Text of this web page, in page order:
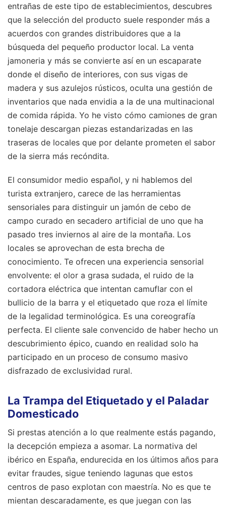
entrañas de este tipo de establecimientos, descubres
que la selección del producto suele responder más a
acuerdos con grandes distribuidores que a la
búsqueda del pequeño productor local. La venta
jamoneria y más se convierte así en un escaparate
donde el diseño de interiores, con sus vigas de
madera y sus azulejos rústicos, oculta una gestión de
inventarios que nada envidia a la de una multinacional
de comida rápida. Yo he visto cómo camiones de gran
tonelaje descargan piezas estandarizadas en las
traseras de locales que por delante prometen el sabor
de la sierra más recóndita.
El consumidor medio español, y ni hablemos del
turista extranjero, carece de las herramientas
sensoriales para distinguir un jamón de cebo de
campo curado en secadero artificial de uno que ha
pasado tres inviernos al aire de la montaña. Los
locales se aprovechan de esta brecha de
conocimiento. Te ofrecen una experiencia sensorial
envolvente: el olor a grasa sudada, el ruido de la
cortadora eléctrica que intentan camuflar con el
bullicio de la barra y el etiquetado que roza el límite
de la legalidad terminológica. Es una coreografía
perfecta. El cliente sale convencido de haber hecho un
descubrimiento épico, cuando en realidad solo ha
participado en un proceso de consumo masivo
disfrazado de exclusividad rural.
La Trampa del Etiquetado y el Paladar
Domesticado
Si prestas atención a lo que realmente estás pagando,
la decepción empieza a asomar. La normativa del
ibérico en España, endurecida en los últimos años para
evitar fraudes, sigue teniendo lagunas que estos
centros de paso explotan con maestría. No es que te
mientan descaradamente, es que juegan con las